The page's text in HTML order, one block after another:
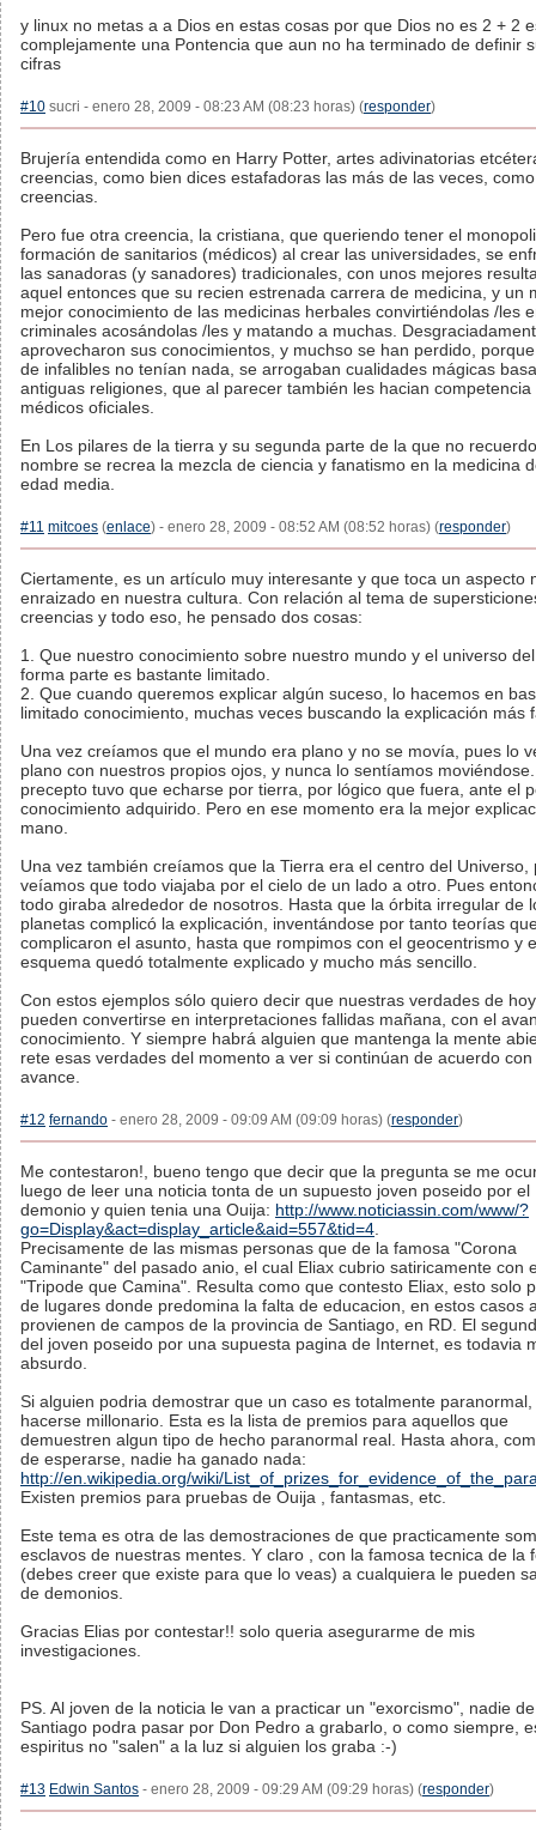
y linux no metas a a Dios en estas cosas por que Dios no es 2 + 2
complejamente una Pontencia que aun no ha terminado de definir
cifras
#10 sucri - enero 28, 2009 - 08:23 AM (08:23 horas) (responder)
Brujería entendida como en Harry Potter, artes adivinatorias
creencias, como bien dices estafadoras las más de las veces,
creencias.
Pero fue otra creencia, la cristiana, que queriendo tener el
formación de sanitarios (médicos) al crear las universidades, se
las sanadoras (y sanadores) tradicionales, con unos mejores
aquel entonces que su recien estrenada carrera de medicina, y un
mejor conocimiento de las medicinas herbales convirtiéndolas /les
criminales acosándolas /les y matando a muchas.
aprovecharon sus conocimientos, y muchso se han perdido,
de infalibles no tenían nada, se arrogaban cualidades mágicas
antiguas religiones, que al parecer también les hacian competencia
médicos oficiales.
En Los pilares de la tierra y su segunda parte de la que no
nombre se recrea la mezcla de ciencia y fanatismo en la medicina
edad media.
#11 mitcoes (enlace) - enero 28, 2009 - 08:52 AM (08:52 horas) (responder)
Ciertamente, es un artículo muy interesante y que toca un aspecto
enraizado en nuestra cultura. Con relación al tema de
creencias y todo eso, he pensado dos cosas:
1. Que nuestro conocimiento sobre nuestro mundo y el universo
forma parte es bastante limitado.
2. Que cuando queremos explicar algún suceso, lo hacemos en
limitado conocimiento, muchas veces buscando la explicación más
Una vez creíamos que el mundo era plano y no se movía, pues lo
plano con nuestros propios ojos, y nunca lo sentíamos
precepto tuvo que echarse por tierra, por lógico que fuera, ante el
conocimiento adquirido. Pero en ese momento era la mejor
mano.
Una vez también creíamos que la Tierra era el centro del Universo,
veíamos que todo viajaba por el cielo de un lado a otro. Pues
todo giraba alrededor de nosotros. Hasta que la órbita irregular de
planetas complicó la explicación, inventándose por tanto teorías
complicaron el asunto, hasta que rompimos con el geocentrismo y
esquema quedó totalmente explicado y mucho más sencillo.
Con estos ejemplos sólo quiero decir que nuestras verdades de hoy
pueden convertirse en interpretaciones fallidas mañana, con el
conocimiento. Y siempre habrá alguien que mantenga la mente
rete esas verdades del momento a ver si continúan de acuerdo con
avance.
#12 fernando - enero 28, 2009 - 09:09 AM (09:09 horas) (responder)
Me contestaron!, bueno tengo que decir que la pregunta se me
luego de leer una noticia tonta de un supuesto joven poseido por el
demonio y quien tenia una Ouija: http://www.noticiassin.com/www/?
go=Display&act=display_article&aid=557&tid=4
Precisamente de las mismas personas que de la famosa "Corona
Caminante" del pasado anio, el cual Eliax cubrio satiricamente con
"Tripode que Camina". Resulta como que contesto Eliax, esto solo
de lugares donde predomina la falta de educacion, en estos casos
provienen de campos de la provincia de Santiago, en RD. El
del joven poseido por una supuesta pagina de Internet, es todavia
absurdo.
Si alguien podria demostrar que un caso es totalmente
hacerse millonario. Esta es la lista de premios para aquellos que
demuestren algun tipo de hecho paranormal real. Hasta ahora,
de esperarse, nadie ha ganado nada:
http://en.wikipedia.org/wiki/
Existen premios para pruebas de Ouija , fantasmas, etc.
Este tema es otra de las demostraciones de que practicamente
esclavos de nuestras mentes. Y claro , con la famosa tecnica de la
(debes creer que existe para que lo veas) a cualquiera le pueden
de demonios.
Gracias Elias por contestar!! solo queria asegurarme de mis
investigaciones.
PS. Al joven de la noticia le van a practicar un "exorcismo", nadie de
Santiago podra pasar por Don Pedro a grabarlo, o como siempre,
espiritus no "salen" a la luz si alguien los graba :-)
#13 Edwin Santos - enero 28, 2009 - 09:29 AM (09:29 horas) (responder)